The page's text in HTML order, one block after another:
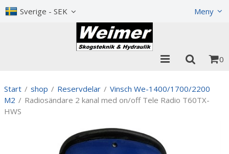
Sverige - SEK Meny
0
Start / shop / Reservdelar / Vinsch We-1400/1700/2200
M2 / Radiosändare 2 kanal med on/off Tele Radio T60TX-
HWS